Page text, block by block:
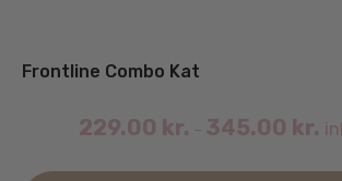
Frontline Combo Kat
229.00 kr. – 345.00 kr.